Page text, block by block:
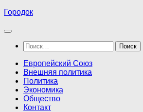
Перейти
содержимому
Городок
Найти:
Европейский Союз
Внешняя политика
Политика
Экономика
Общество
Контакт